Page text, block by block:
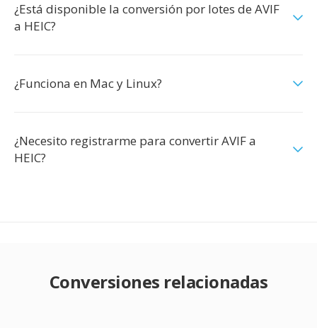
¿Está disponible la conversión por lotes de AVIF
a HEIC?
¿Funciona en Mac y Linux?
¿Necesito registrarme para convertir AVIF a
HEIC?
Conversiones relacionadas